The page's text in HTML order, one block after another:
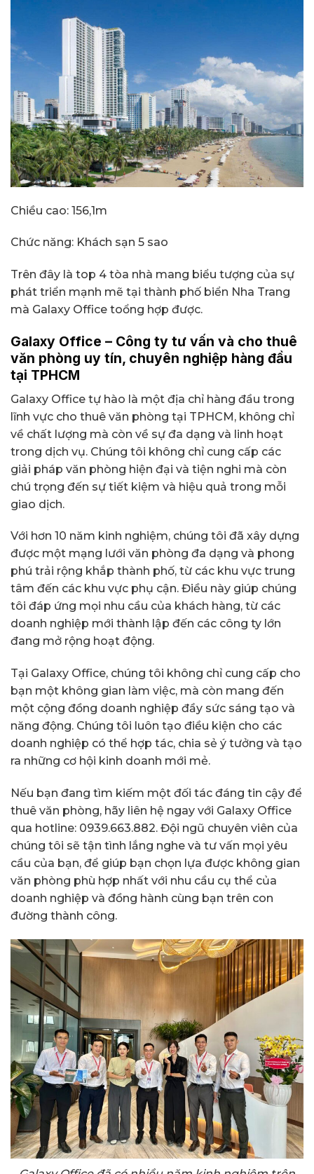
Chiều cao: 156,1m
Chức năng: Khách sạn 5 sao
Trên đây là top 4 tòa nhà mang biểu tượng của sự
phát triển mạnh mẽ tại thành phố biển Nha Trang
mà Galaxy Office toổng hợp được.
Galaxy Office – Công ty tư vấn và cho thuê
văn phòng uy tín, chuyên nghiệp hàng đầu
tại TPHCM
Galaxy Office tự hào là một địa chỉ hàng đầu trong
lĩnh vực cho thuê văn phòng tại TPHCM, không chỉ
về chất lượng mà còn về sự đa dạng và linh hoạt
trong dịch vụ. Chúng tôi không chỉ cung cấp các
giải pháp văn phòng hiện đại và tiện nghi mà còn
chú trọng đến sự tiết kiệm và hiệu quả trong mỗi
giao dịch.
Với hơn 10 năm kinh nghiệm, chúng tôi đã xây dựng
được một mạng lưới văn phòng đa dạng và phong
phú trải rộng khắp thành phố, từ các khu vực trung
tâm đến các khu vực phụ cận. Điều này giúp chúng
tôi đáp ứng mọi nhu cầu của khách hàng, từ các
doanh nghiệp mới thành lập đến các công ty lớn
đang mở rộng hoạt động.
Tại Galaxy Office, chúng tôi không chỉ cung cấp cho
bạn một không gian làm việc, mà còn mang đến
một cộng đồng doanh nghiệp đầy sức sáng tạo và
năng động. Chúng tôi luôn tạo điều kiện cho các
doanh nghiệp có thể hợp tác, chia sẻ ý tưởng và tạo
ra những cơ hội kinh doanh mới mẻ.
Nếu bạn đang tìm kiếm một đối tác đáng tin cậy để
thuê văn phòng, hãy liên hệ ngay với Galaxy Office
qua hotline: 0939.663.882. Đội ngũ chuyên viên của
chúng tôi sẽ tận tình lắng nghe và tư vấn mọi yêu
cầu của bạn, để giúp bạn chọn lựa được không gian
văn phòng phù hợp nhất với nhu cầu cụ thể của
doanh nghiệp và đồng hành cùng bạn trên con
đường thành công.